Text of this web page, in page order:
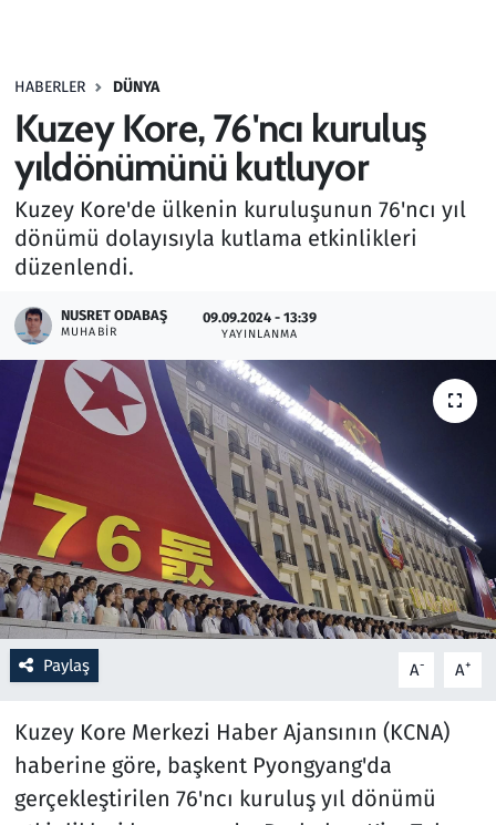
HABERLER DÜNYA
Kuzey Kore, 76'ncı kuruluş
yıldönümünü kutluyor
Kuzey Kore'de ülkenin kuruluşunun 76'ncı yıl
dönümü dolayısıyla kutlama etkinlikleri
düzenlendi.
NUSRET ODABAŞ
MUHABIR
09.09.2024 - 13:39
YAYINLANMA
Paylaş A- A+
Kuzey Kore Merkezi Haber Ajansının (KCNA)
haberine göre, başkent Pyongyang'da
gerçekleştirilen 76'ncı kuruluş yıl dönümü
Haber
Kültür Sanat
Kurumsal Haberler
Lezzet Durağı
Memur ve Kamu
Otomobil
Oyun
Resmi İlanlar
Rüya Tabirleri
Sağlık
Seçim 2023